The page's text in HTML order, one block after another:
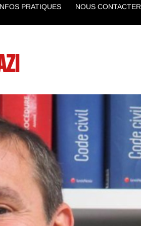
PRATIQUES NOUS CONTACTER